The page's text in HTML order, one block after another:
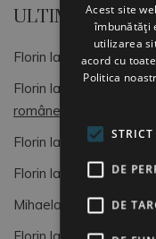
ULTIMELE
Florin la
OCUPATII SI
Florin la
Dimitrie
românească (4)
Florin la
OCUPATII SI
Florin la
Formular de
Mihaela
Formular
Acest site
îmbunătăți
utilizarea
acord cu
Politica
STRICT
DE
DE